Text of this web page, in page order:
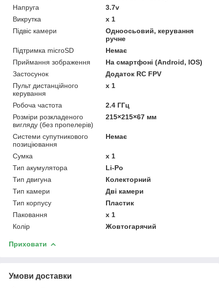
Напруга
3.7v
Викрутка
х 1
Підвіс камери
Одноосьовий, керування
ручне
Підтримка microSD
Немає
Приймання зображення
На смартфоні (Android, IOS)
Застосунок
Додаток RC FPV
Пульт дистанційного
керування
х 1
Робоча частота
2.4 ГГц
Розміри розкладеного
вигляду (без пропелерів)
215×215×67 мм
Системи супутникового
позиціювання
Немає
Сумка
х 1
Тип акумулятора
Li-Po
Тип двигуна
Колекторний
Тип камери
Дві камери
Тип корпусу
Пластик
Паковання
х 1
Колір
Жовтогарячий
Приховати
Умови доставки